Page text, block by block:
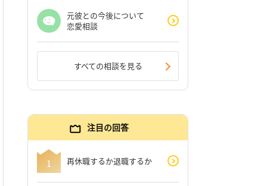
元彼との今後について
恋愛相談
すべての相談を見る
注目の回答
再休職するか退職するか